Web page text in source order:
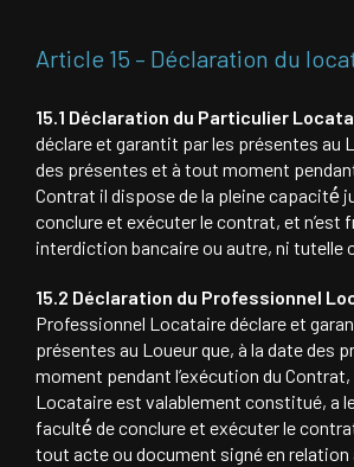
Article 15 – Déclaration du
15.1 Déclaration du Particulier
déclare et garantit par les présentes au
des présentes et à tout moment
Contrat il dispose de la pleine capacité́
conclure et exécuter le contrat, et n’est
interdiction bancaire ou autre, ni tutelle
15.2 Déclaration du Professionnel
Professionnel Locataire déclare et
présentes au Loueur que, à la date des
moment pendant l’exécution du
Locataire est valablement constitué, a
faculté́ de conclure et exécuter le
tout acte ou document signé en relation